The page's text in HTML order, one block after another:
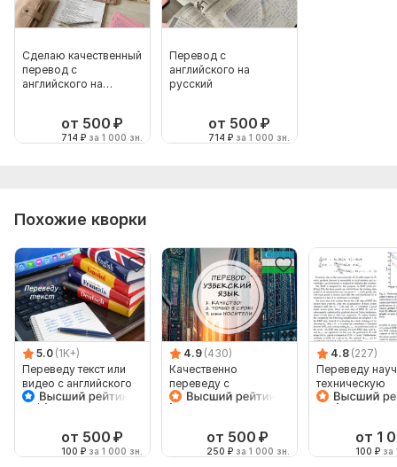
Сделаю качественный
перевод с
английского на
от 500 ₽
714 ₽ за 1 000 зн.
Перевод с
английского на
русский
от 500 ₽
714 ₽ за 1 000 зн.
Похожие кворки
5.0 (1K+)
Переведу текст или
видео с английского
на русский и
от 500 ₽
100 ₽ за 1 000 зн.
4.9 (430)
Качественно
переведу с
узбекского и на
от 500 ₽
250 ₽ за 1 000 зн.
4.8 (227)
Переведу
техническую
документацию
от 1
100 ₽ за